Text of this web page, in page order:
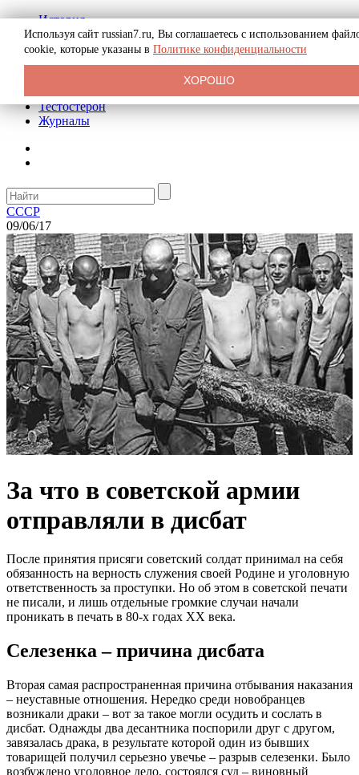
История
Биография
Криминал
Реклама на сайте
Тестостерон
Журналы
СССР
09/06/17
За что в советской армии
отправляли в дисбат
После принятия присяги советский солдат принимал на себя
обязанность на верность служения своей Родине и уголовную
ответственность за проступки. Но об этом в советской печати
не писали, и лишь отдельные громкие случаи начали
проникать в печать в 80-х годах XX века.
Селезенка – причина дисбата
Вторая самая распространенная причина отбывания наказания
– неуставные отношения. Нередко среди новобранцев
возникали драки – вот за такое могли осудить и сослать в
дисбат. Однажды два десантника поспорили друг с другом,
завязалась драка, в результате которой один из бывших
товарищей получил серьезно увечье – разрыв селезенки. Было
возбуждено уголовное дело, состоялся суд – виновный
Используя сайт russian7.ru, Вы соглашаетесь с использованием
cookie, которые указаны в Политике конфиденциальности
ХОРОШО